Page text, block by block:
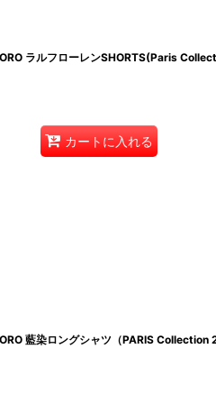
ラルフローレンSHORTS(Paris
カートに入れる
藍染ロングシャツ（PARIS Collection